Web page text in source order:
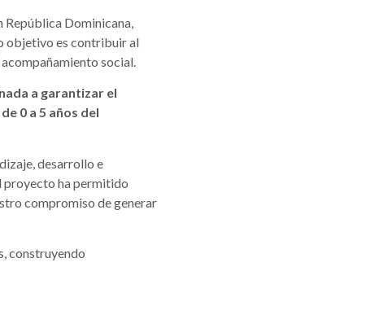
República Dominicana,
objetivo es contribuir al
social.
a garantizar el
0 a 5 años del
desarrollo e
proyecto ha permitido
compromiso de generar
construyendo